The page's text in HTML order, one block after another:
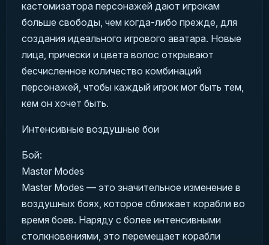
кастомизатора персонажей дают игрокам
больше свободы, чем когда-либо прежде, для
создания идеального игрового аватара. Новые
лица, прически и цвета волос открывают
бесчисленное количество комбинаций
персонажей, чтобы каждый игрок мог быть тем,
кем он хочет быть.
Интенсивные воздушные бои
Бой:
Master Modes
Master Modes — это значительное изменение в
воздушных боях, которое сближает корабли во
время боев. Наряду с более интенсивными
столкновениями, это перемещает корабли